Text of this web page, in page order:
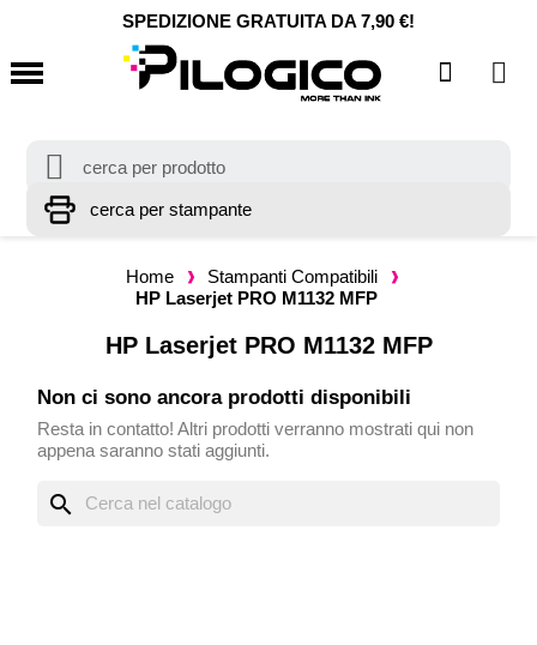
SPEDIZIONE GRATUITA DA 7,90 €!
Home
Stampanti Compatibili
HP Laserjet PRO M1132 MFP
HP Laserjet PRO M1132 MFP
Non ci sono ancora prodotti disponibili
Resta in contatto! Altri prodotti verranno mostrati qui non
appena saranno stati aggiunti.
search